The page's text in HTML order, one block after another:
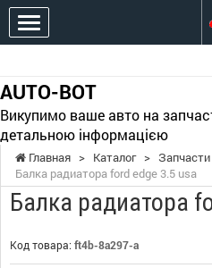
AUTO-BOT
Викупимо ваше авто на
детальною інформацією
Главная > Каталог >
Балка радиатора ford edge 3.5 usa
Балка радиатора
Код товара: ft4b-8a297-a